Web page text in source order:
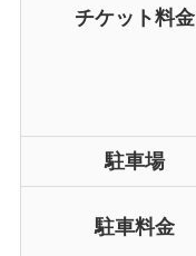
チケット料金
駐車場
駐車料金